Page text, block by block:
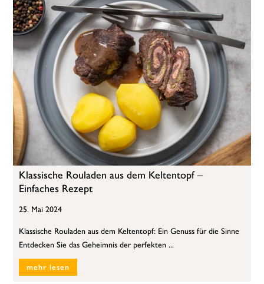
Klassische Rouladen aus dem Keltentopf –
Einfaches Rezept
25. Mai 2024
Klassische Rouladen aus dem Keltentopf: Ein Genuss für die Sinne
Entdecken Sie das Geheimnis der perfekten ...
mehr lesen